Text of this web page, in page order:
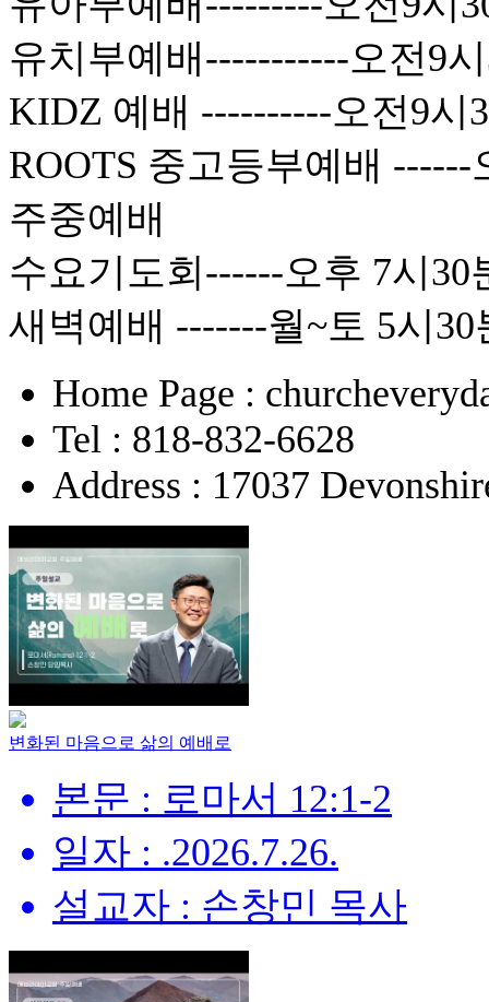
유치부예배-----------오전9
KIDZ 예배 ----------오전9시
ROOTS 중고등부예배 ------
주중예배
수요기도회------오후 7시30
새벽예배 -------월~토 5시30
Home Page :
Tel : 818-832-6628
Address : 17037
변화된 마음으로 삶의 예배로
본문 : 로마서 12:1-2
일자 : .2026.7.26.
설교자 : 손창민 목사